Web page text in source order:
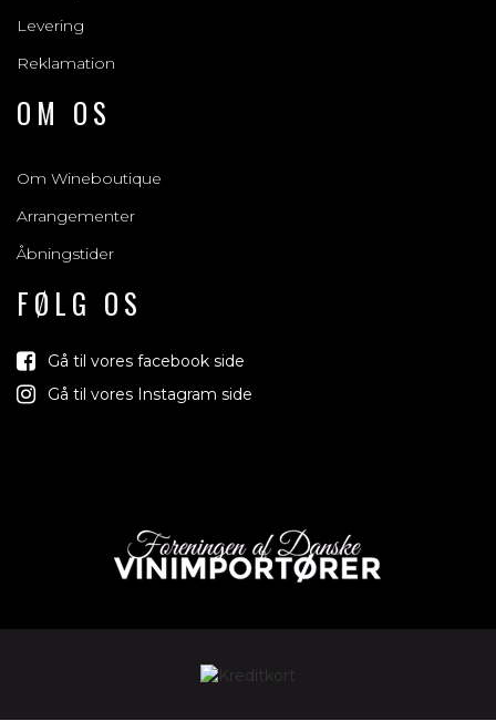
Levering
Reklamation
OM OS
Om Wineboutique
Arrangementer
Åbningstider
FØLG OS
Gå til vores facebook side
Gå til vores Instagram side